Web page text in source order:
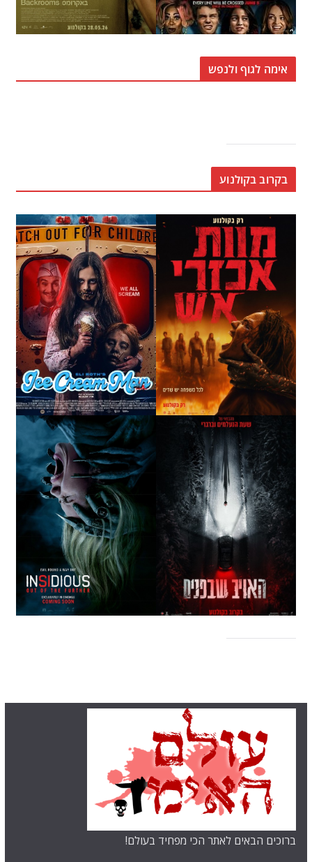
אימה לגוף ולנפש
בקרוב בקולנוע
ברוכים הבאים לאתר הכי מפחיד בעולם!